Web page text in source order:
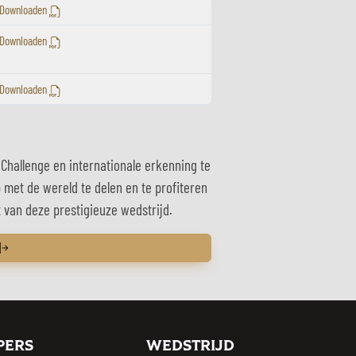
Downloaden
Downloaden
Downloaden
en internationale erkenning te
de wereld te delen en te profiteren
deze prestigieuze wedstrijd.
WEDSTRIJD